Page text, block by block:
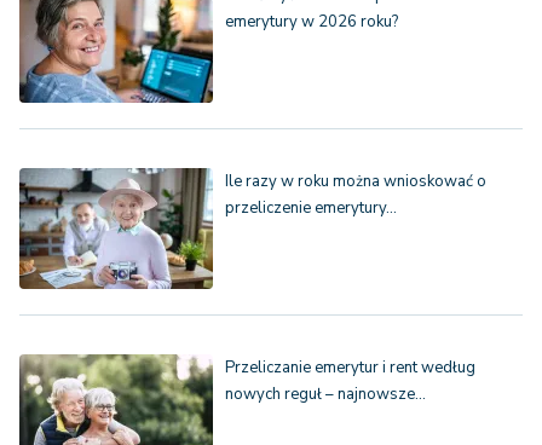
emerytury w 2026 roku?
Ile razy w roku można wnioskować o
przeliczenie emerytury…
Przeliczanie emerytur i rent według
nowych reguł – najnowsze…